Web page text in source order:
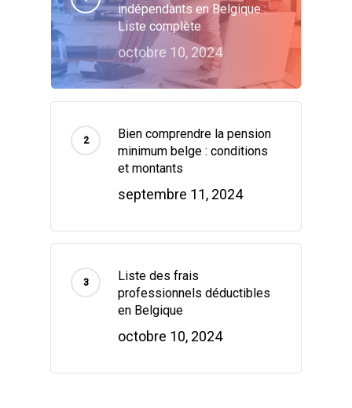
indépendants en Belgique :
Liste complète
octobre 10, 2024
Bien comprendre la pension
minimum belge : conditions
et montants
septembre 11, 2024
Liste des frais
professionnels déductibles
en Belgique
octobre 10, 2024